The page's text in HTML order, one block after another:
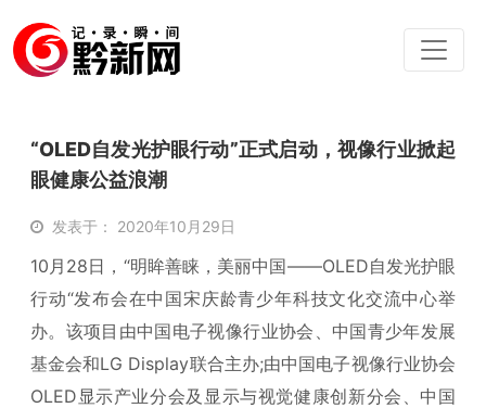
“OLED自发光护眼行动”正式启动，视像行业掀起
眼健康公益浪潮
发表于： 2020年10月29日
10月28日，“明眸善睐，美丽中国——OLED自发光护眼
行动“发布会在中国宋庆龄青少年科技文化交流中心举
办。该项目由中国电子视像行业协会、中国青少年发展
基金会和LG Display联合主办;由中国电子视像行业协会
OLED显示产业分会及显示与视觉健康创新分会、中国